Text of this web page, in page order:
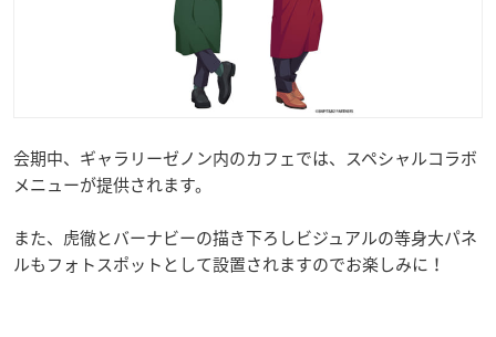
会期中、ギャラリーゼノン内のカフェでは、スペシャルコラボ
メニューが提供されます。
また、虎徹とバーナビーの描き下ろしビジュアルの等身大パネ
ルもフォトスポットとして設置されますのでお楽しみに！